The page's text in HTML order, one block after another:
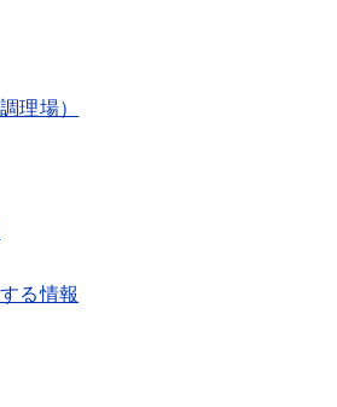
理場）
る情報